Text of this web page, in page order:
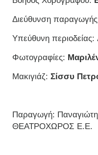
Διεύθυνση
Υπεύθυνη περιοδείας:
Φωτογραφίες:
Μακιγιάζ: Σίσσυ
Παραγωγή:
ΘΕΑΤΡΟΧΩΡΟΣ Ε.Ε.